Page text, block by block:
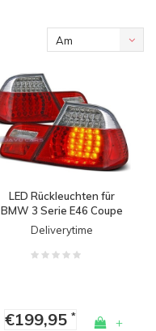
Am
angesehen
LED Rückleuchten für
BMW 3 Serie E46 Coupe
Deliverytime
€199,95* +